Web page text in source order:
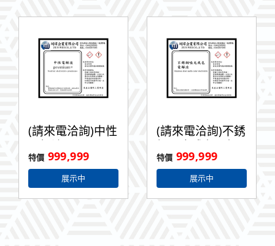
(請來電洽詢)中性
電解液
Premium+ 1L
999,999
展示中
(請來電洽詢)不銹
鋼啞光成色電解
液 1L999,999
展示中